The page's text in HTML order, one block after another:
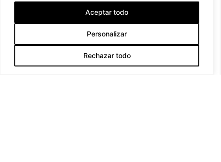
Personalizar
Rechazar todo
Aceptar todo